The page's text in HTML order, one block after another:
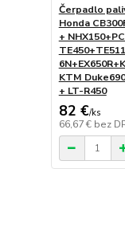
Čerpadlo
Honda
+
KTM
+ LT-R450
82 €/ks
66,67 € bez